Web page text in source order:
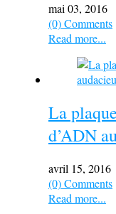
mai 03, 2016
(0) Comments
Read more...
La
d’ADN
avril 15, 2016
(0) Comments
Read more...